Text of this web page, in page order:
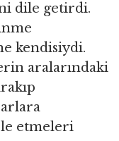
dile getirdi.
kendisiydi.
aralarındaki
etmeleri